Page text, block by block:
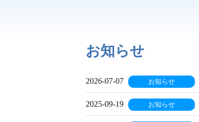
お知らせ
2026-07-07 お知らせ
2025-09-19 お知らせ